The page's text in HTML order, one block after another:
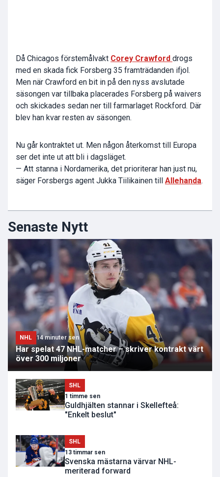
Då Chicagos förstemålvakt Corey Crawford drogs
med en skada fick Forsberg 35 framträdanden ifjol.
Men när Crawford en bit in på den nyss avslutade
säsongen var tillbaka placerades Forsberg på waivers
och skickades sedan ner till farmarlaget Rockford. Där
blev han kvar resten av säsongen.
Nu går kontraktet ut. Men någon återkomst till Europa
ser det inte ut att bli i dagsläget.
— Att stanna i Nordamerika, det prioriterar han just nu,
säger Forsbergs agent Jukka Tiilikainen till Allehanda.
Senaste Nytt
NHL 14 minuter sen
Har spelat 47 NHL-matcher – skriver kontrakt värt
över 300 miljoner
SHL
1 timme sen
Guldhjälten stannar i Skellefteå:
"Enkelt beslut"
SHL
13 timmar sen
Svenska mästarna värvar NHL-
meriterad forward